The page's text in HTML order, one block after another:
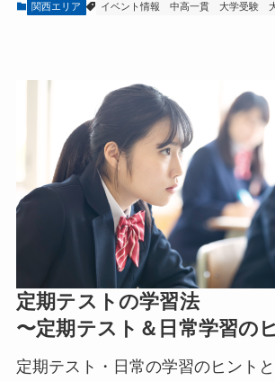
関西エリア イベント情報 中高一貫 大学受験
定期テストの学習法
〜定期テスト＆日常学習の
定期テスト・日常の学習のヒント